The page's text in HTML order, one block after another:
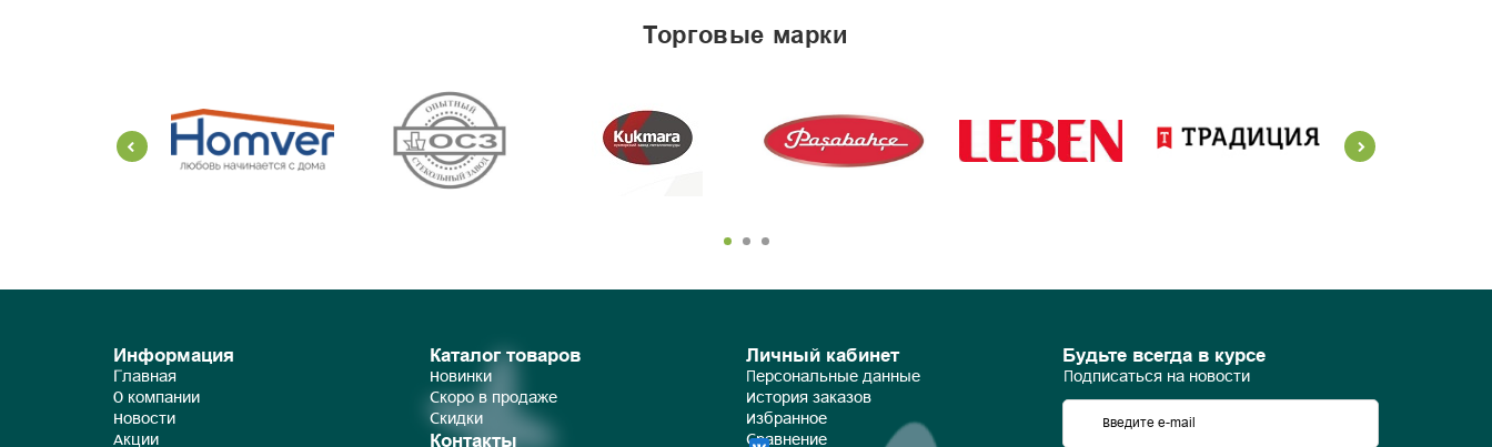
торговые марки
Информация
Главная
О компании
Новости
Акции
Каталог товаров
Новинки
Скоро в продаже
Скидки
Контакты
Личный кабинет
Персональные данные
История заказов
Избранное
Сравнение
Будьте всегда в курсе
Подписаться на новости